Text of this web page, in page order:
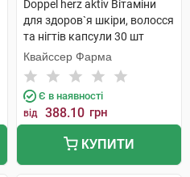
Doppel herz aktiv Вітаміни
для здоров`я шкіри, волосся
та нігтів капсули 30 шт
Квайссер Фарма
Є в наявності
від 388.10 грн
КУПИТИ